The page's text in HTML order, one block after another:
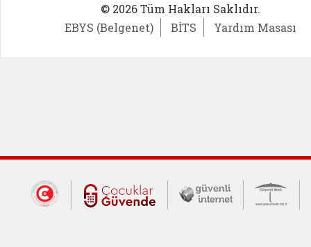
© 2026 Tüm Hakları Saklıdır.
EBYS (Belgenet)
BİTS Yardım Masası
Dış Bağlantılar
Cumhurbaşkanlığı İletişim Merkezi
Çocuklar Güvende (yeni
Güvenli